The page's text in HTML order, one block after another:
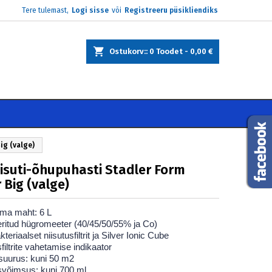
Tere tulemast, Logi sisse või Registreeru püsikliendiks
Ostukorv: 0 Toodet - 0,00 €
(valge)
õhupuhasti Stadler Form
Big (valge)
maht: 6 L
hügromeeter (40/45/50/55% ja Co)
niisutusfiltrit ja Silver Ionic Cube
vahetamise indikaator
kuni 50 m2